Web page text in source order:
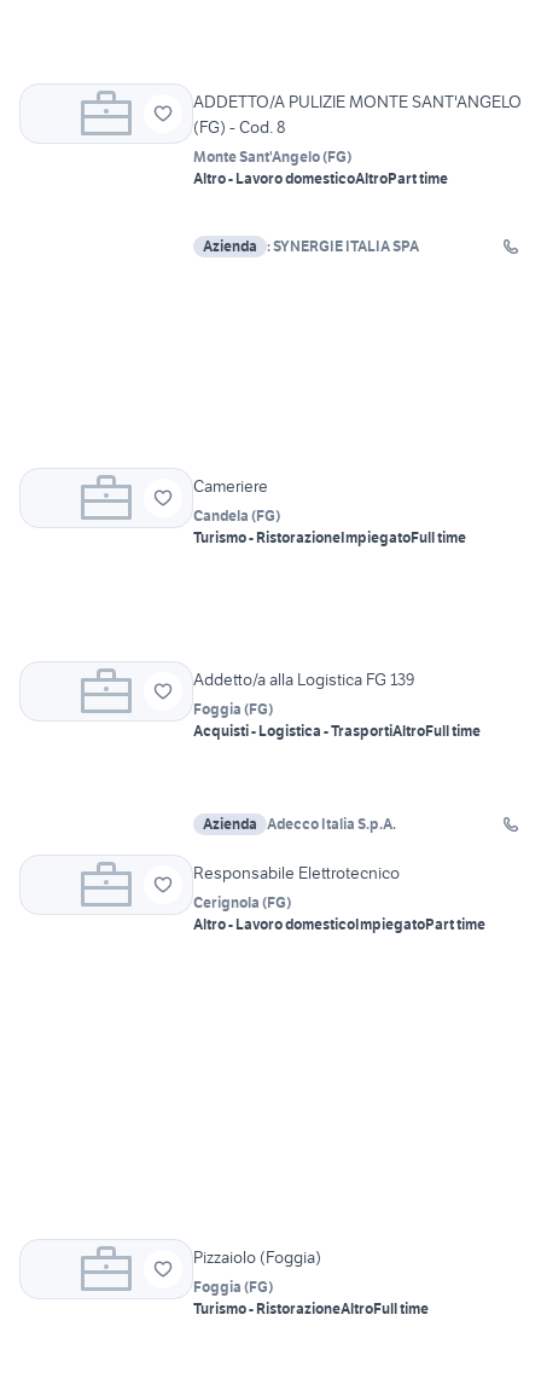
ADDETTO/A PULIZIE MONTE SANT'ANGELO
(FG) - Cod. 8
Monte Sant'Angelo(FG)
Altro - Lavoro domesticoAltroPart time
Azienda : SYNERGIE ITALIA SPA
Cameriere
Candela (FG)
Turismo - RistorazioneImpiegatoFull time
Addetto/a alla Logistica FG 139
Foggia (FG)
Acquisti - Logistica - TrasportiAltroFull time
Azienda Adecco Italia S.p.A.
Responsabile Elettrotecnico
Cerignola (FG)
Altro - Lavoro domesticoImpiegatoPart time
Pizzaiolo (Foggia)
Foggia (FG)
Turismo - RistorazioneAltroFull time